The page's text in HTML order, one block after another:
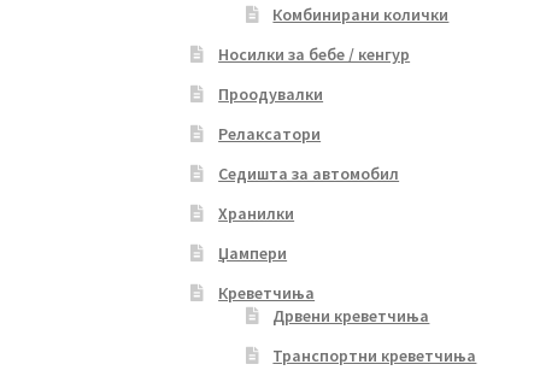
Комбинирани колички
Носилки за бебе / кенгур
Проодувалки
Релаксатори
Седишта за автомобил
Хранилки
Џампери
Креветчиња
Дрвени креветчиња
Транспортни креветчиња